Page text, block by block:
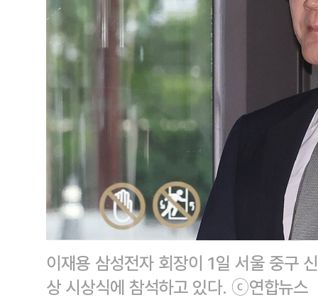
이재용 삼성전자 회장이 1일 서울 중구
상 시상식에 참석하고 있다. ⓒ연합뉴스